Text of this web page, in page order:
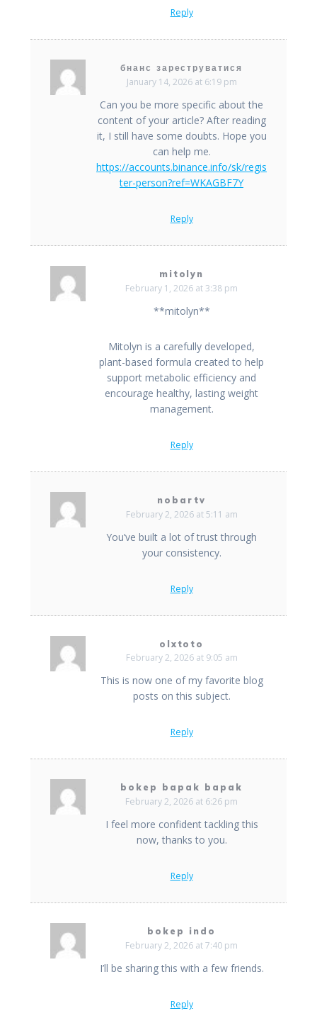
Reply
бнанс зареструватися
January 14, 2026 at 6:19 pm
Can you be more specific about the
content of your article? After reading
it, I still have some doubts. Hope you
can help me.
https://accounts.binance.info/sk/regis
ter-person?ref=WKAGBF7Y
Reply
mitolyn
February 1, 2026 at 3:38 pm
**mitolyn**
Mitolyn is a carefully developed,
plant-based formula created to help
support metabolic efficiency and
encourage healthy, lasting weight
management.
Reply
nobartv
February 2, 2026 at 5:11 am
You’ve built a lot of trust through
your consistency.
Reply
olxtoto
February 2, 2026 at 9:05 am
This is now one of my favorite blog
posts on this subject.
Reply
bokep bapak bapak
February 2, 2026 at 6:26 pm
I feel more confident tackling this
now, thanks to you.
Reply
bokep indo
February 2, 2026 at 7:40 pm
I’ll be sharing this with a few friends.
Reply